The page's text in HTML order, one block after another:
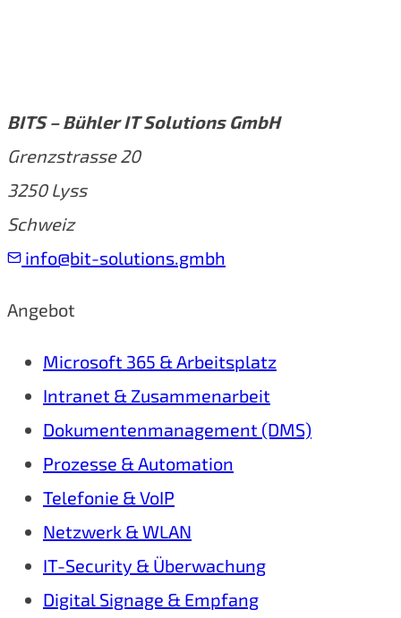
BITS – Bühler IT Solutions GmbH
Grenzstrasse 20
3250 Lyss
Schweiz
info@bit-solutions.gmbh
Angebot
Microsoft 365 & Arbeitsplatz
Intranet & Zusammenarbeit
Dokumentenmanagement (DMS)
Prozesse & Automation
Telefonie & VoIP
Netzwerk & WLAN
IT-Security & Überwachung
Digital Signage & Empfang